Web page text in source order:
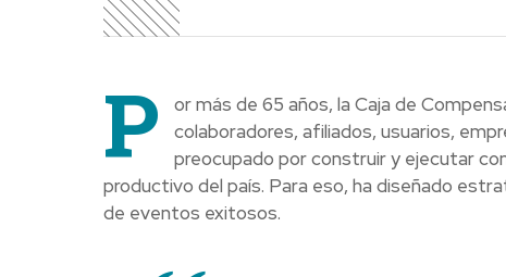
P
or más de 65 años, la Caja de
colaboradores, afiliados, usuarios,
preocupado por construir y ejecutar
productivo del país. Para eso, ha diseñado
de eventos exitosos.